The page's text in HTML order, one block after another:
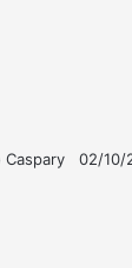
Caspary
02/10/